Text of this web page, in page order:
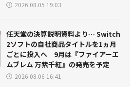
2026.08.05 19:03
任天堂の決算説明資料より… Switch
2ソフトの自社商品タイトルを1ヵ月
ごとに投入へ 9月は『ファイアーエ
ムブレム 万紫千紅』の発売を予定
2026.08.06 16:41